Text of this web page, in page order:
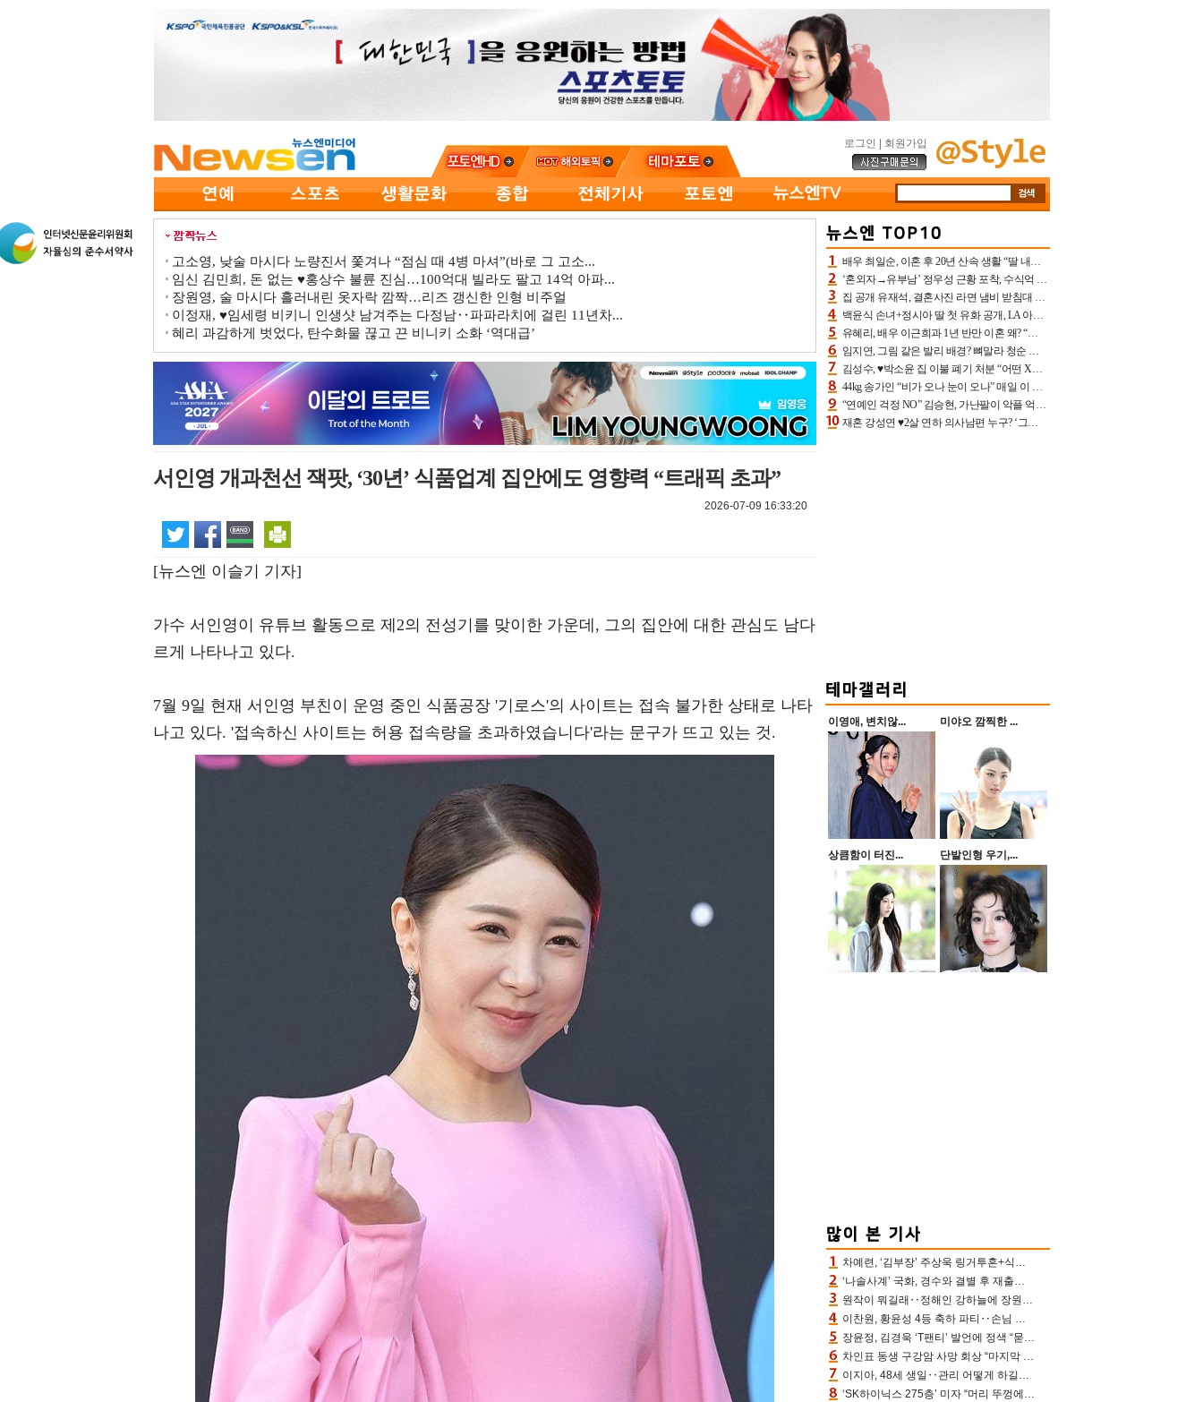
로그인 회원가입
고소영, 낮술 마시다 노량진서 쫓겨나 “점심 때 4병 마셔”(바로 그 고소...
임신 김민희, 돈 없는 ♥홍상수 불륜 진심…100억대 빌라도 팔고 14억 아파...
장원영, 술 마시다 흘러내린 옷자락 깜짝…리즈 갱신한 인형 비주얼
이정재, ♥임세령 비키니 인생샷 남겨주는 다정남‥파파라치에 걸린 11년차...
혜리 과감하게 벗었다, 탄수화물 끊고 끈 비니키 소화 ‘역대급’
서인영 개과천선 잭팟, ‘30년’ 식품업계 집안에도 영향력 “트래픽 초과”
2026-07-09 16:33:20
[뉴스엔 이슬기 기자]
가수 서인영이 유튜브 활동으로 제2의 전성기를 맞이한 가운데, 그의 집안에 대한 관심도 남다
르게 나타나고 있다.
7월 9일 현재 서인영 부친이 운영 중인 식품공장 '기로스'의 사이트는 접속 불가한 상태로 나타
나고 있다. '접속하신 사이트는 허용 접속량을 초과하였습니다'라는 문구가 뜨고 있는 것.
배우 최일순, 이혼 후 20년 산속 생활 “딸 내가 버렸다고 원망‥맘 아파”(특종)[어제TV]
‘혼외자→유부남’ 정우성 근황 포착, 수식억 해킹 피해 후배 만났다 “존경하는”
집 공개 유재석, 결혼사진 라면 냄비 받침대 되고 분노‥가족사진도 피해(놀뭐)[어제TV]
백윤식 손녀+정시아 딸 첫 유화 공개, LA 아트쇼→서울국제조각페스타 작가다운 수준급 실력
유혜리, 배우 이근희과 1년 반만 이혼 왜? “식칼 꽂고 의자 던져” 충격 폭로(특종)[어제TV]
임지연, 그림 같은 발리 배경? 뼈말라 청순 비키니 핏에 상대 안 되네
김성수, ♥박소윤 집 이불 폐기 처분 “어떤 X이랑 썼을지 몰라” 질투(신랑수업2)[어제TV]
44kg 송가인 “비가 오나 눈이 오나” 매일 이 운동, 허벅지 근육량 상승+체지방 감소
“연예인 걱정 NO” 김승현, 가난팔이 악플 억울할만‥아내+딸과 日 여행
재혼 강성연 ♥2살 연하 의사남편 누구? ‘그알’ 자문의에 훈남 비주얼 초엘리트 스펙 [종합]
이영애, 변치않... 미야오 깜찍한 ...
상큼함이 터진... 단발인형 우기,...
차예련, ‘김부장’ 주상욱 링거투혼+식스팩 비화 “옷 벗는데 아저씨는 안 된다고”(차장금)
‘나솔사계’ 국화, 경수와 결별 후 재출연…첫인상 3표 몰표
원작이 뭐길래‥정해인 강하늘에 장원영까지 참여한 이 영화
이찬원, 황윤성 4등 축하 파티‥손님 모으려 블랙핑크 지수와 친한 척(편스토랑)[어제TV]
장윤정, 김경욱 ‘T팬티’ 발언에 정색 “묻지 않았는데, 그것도 성희롱”(장공장)
차인표 동생 구강암 사망 회상 “마지막 순간 동생 손 잡아준 신애라, 두고두고 고마워” (신애라이프)
이지아, 48세 생일‥관리 어떻게 하길래 놀라운 동안 미모
‘SK하이닉스 275층’ 미자 “머리 뚜껑에서 사, 주식만 안 해도 돈 버는 것”